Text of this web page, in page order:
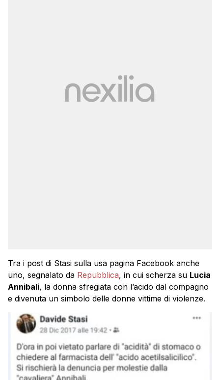
Tra i post di Stasi sulla usa pagina Facebook anche
uno, segnalato da Repubblica, in cui scherza su Lucia
Annibali, la donna sfregiata con l’acido dal compagno
e divenuta un simbolo delle donne vittime di violenze.